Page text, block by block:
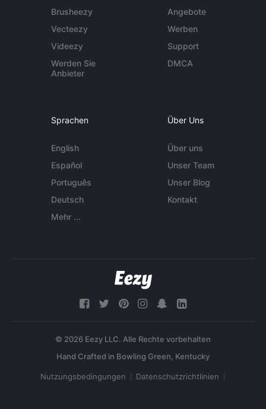
Brusheezy
Vecteezy
Videezy
Werden Sie
Anbieter
Angebote
Werben
Support
DMCA
Sprachen
English
Español
Português
Deutsch
Mehr ...
Über Uns
Über uns
Unser Team
Unser Blog
Kontakt
© 2026 Eezy LLC. Alle Rechte vorbehalten
Nutzungsbedingungen Datenschutzrichtlinien